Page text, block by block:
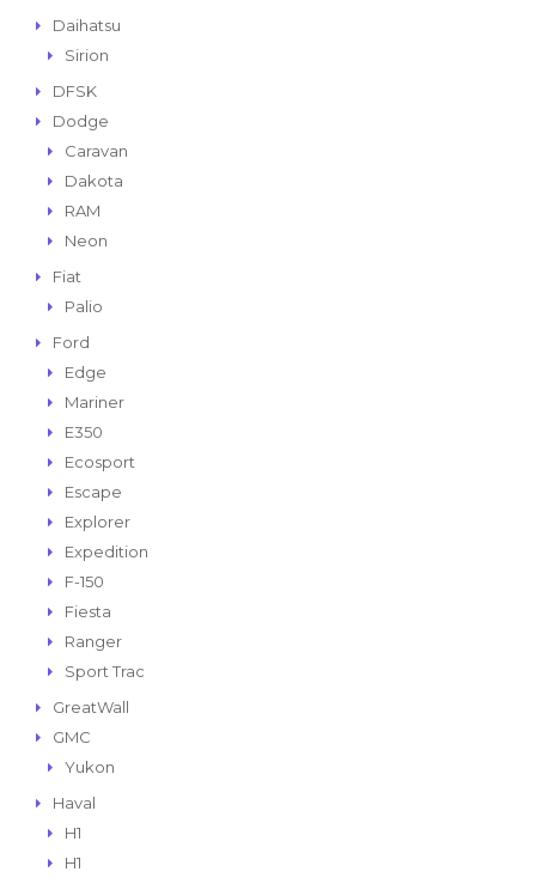
Daihatsu
Sirion
DFSK
Dodge
Caravan
Dakota
RAM
Neon
Fiat
Palio
Ford
Edge
Mariner
E350
Ecosport
Escape
Explorer
Expedition
F-150
Fiesta
Ranger
Sport Trac
GreatWall
GMC
Yukon
Haval
H1
H1